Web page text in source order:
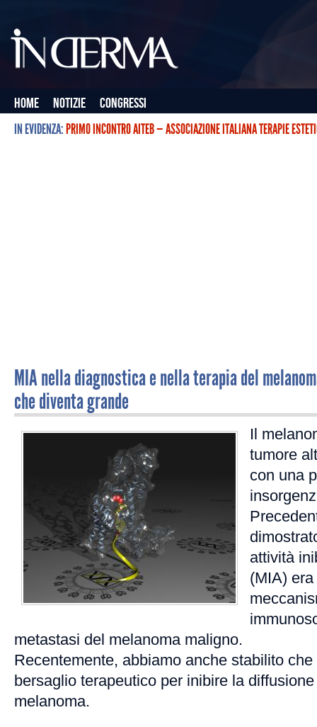
Home Notizie
Congressi
IN EVIDENZA:PRIMO INCONTRO AITEB — ASSOCIAZIONE ITALIANA TERAPIE
MIA nella diagnostica e nella terapia del
che diventa grande
Il
tumore
con una
attività
(MIA)
metastasi del melanoma maligno.
Recentemente, abbiamo anche stabilito
bersaglio terapeutico per inibire la
melanoma.